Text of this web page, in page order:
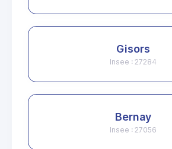
Gisors
Insee : 27284
Bernay
Insee : 27056